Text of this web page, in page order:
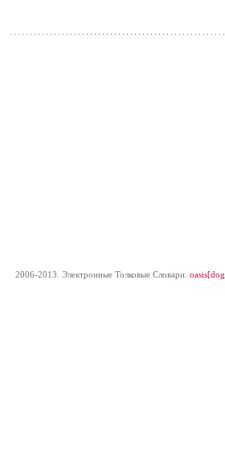
2006-2013. Электронные Толковые Cловари.